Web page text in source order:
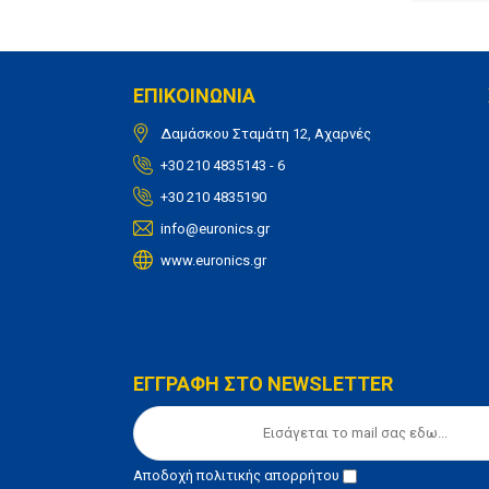
ΕΠΙΚΟΙΝΩΝΙΑ
Δαμάσκου Σταμάτη 12, Αχαρνές
+30 210 4835143 - 6
+30 210 4835190
info@euronics.gr
www.euronics.gr
ΕΓΓΡΑΦΗ ΣΤΟ NEWSLETTER
Αποδοχήπολιτικής απορρήτου